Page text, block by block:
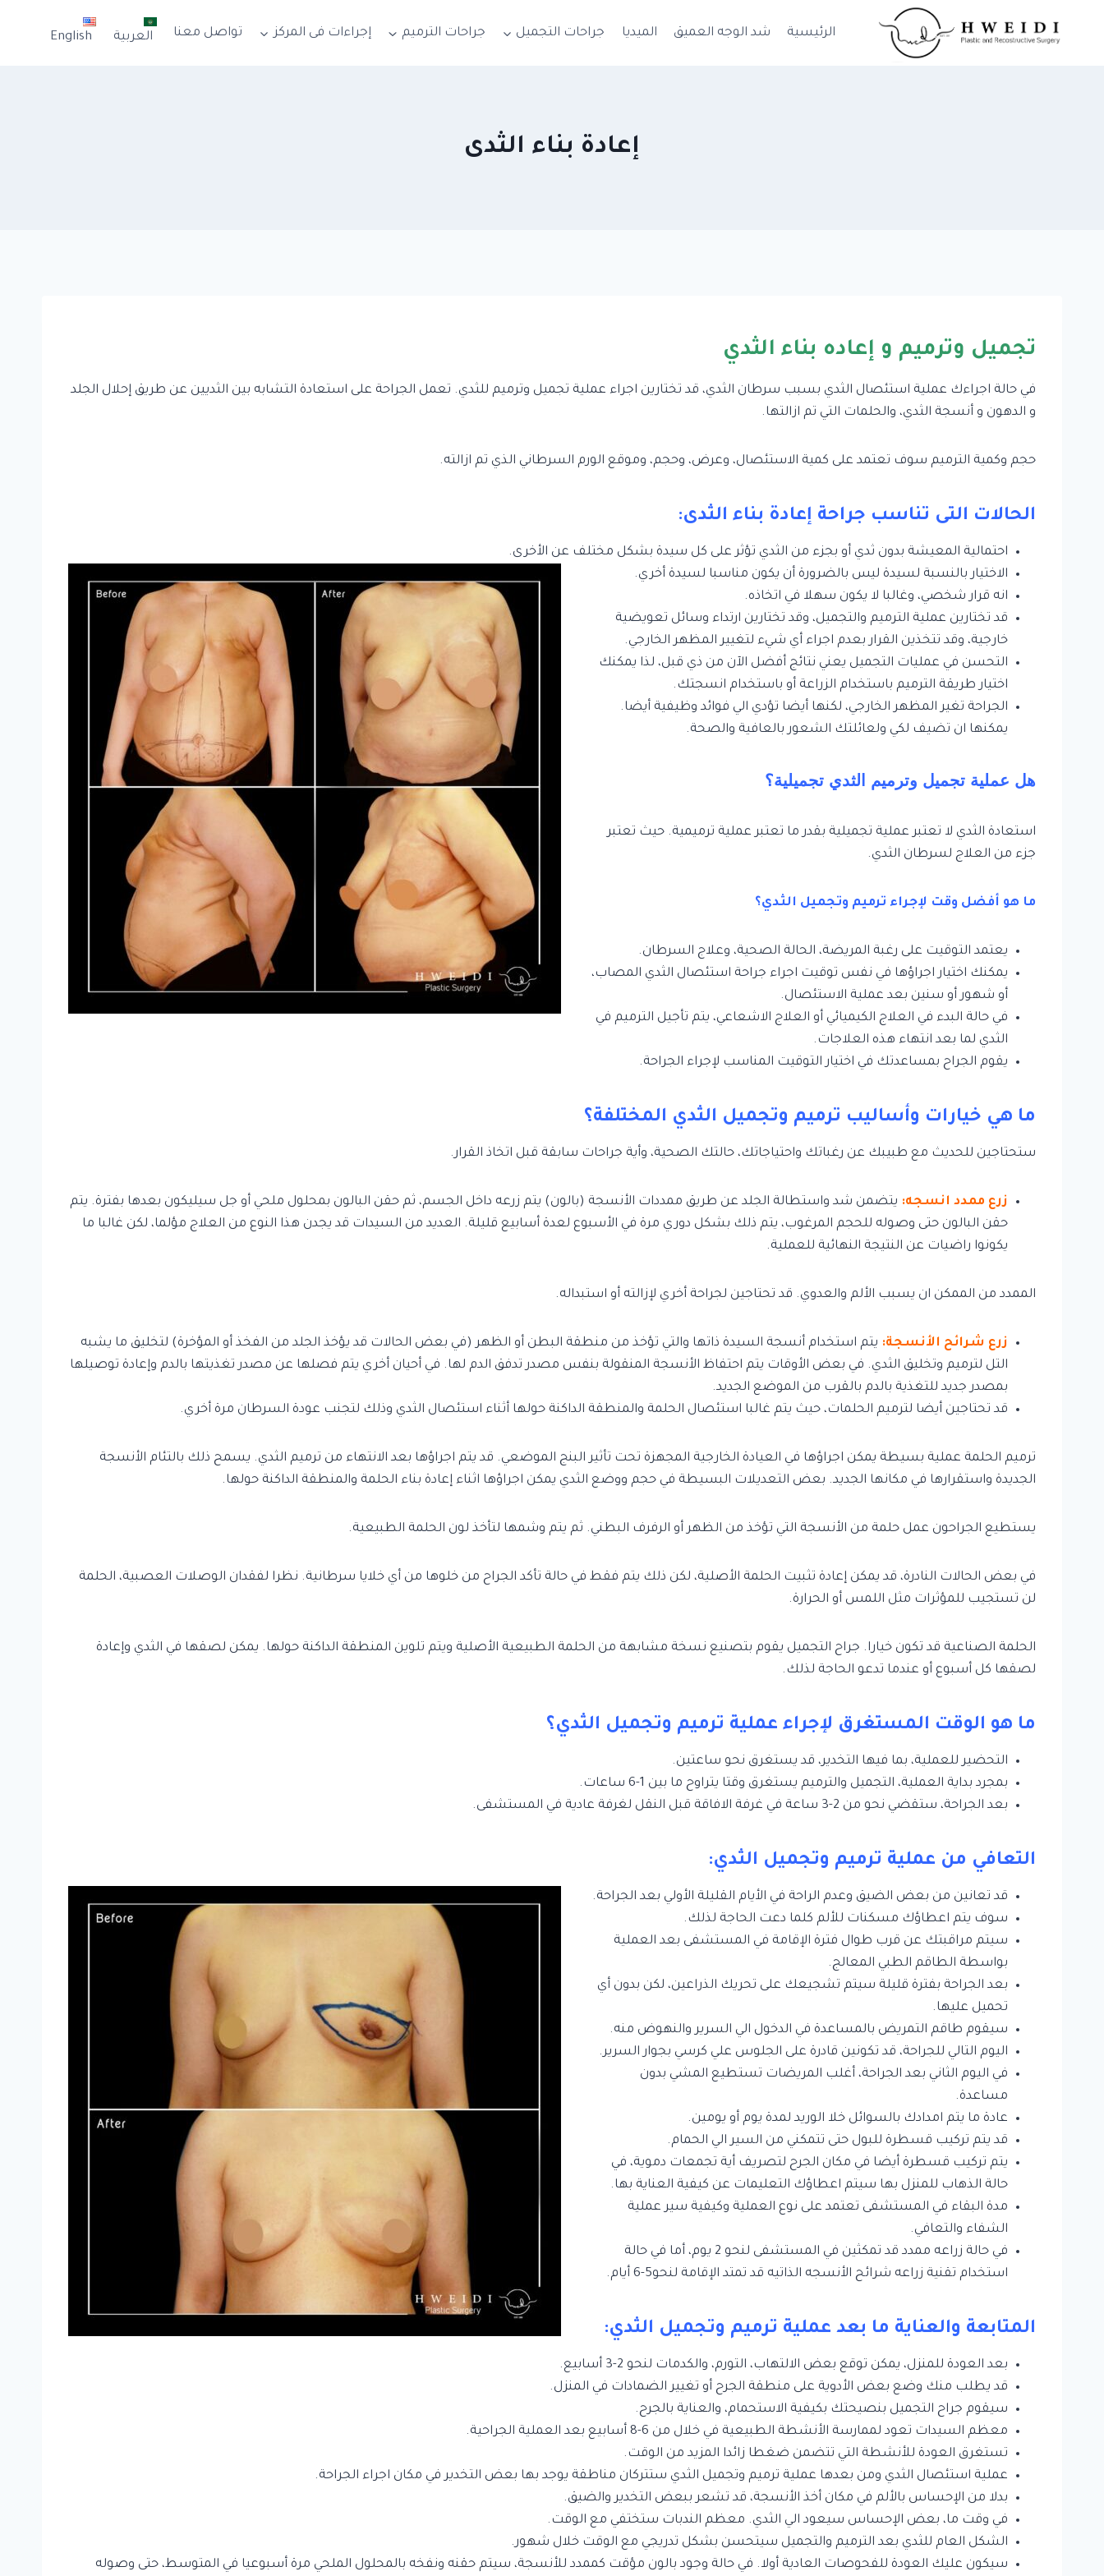
الرئيسية شد الوجه العميق الميديا جراحات التجميل جراحات الترميم إجراءات فى المركز تواصل معنا العربية English
إعادة بناء الثدى
تجميل وترميم و إعاده بناء الثدي
في حالة اجراءك عملية استئصال الثدي بسبب سرطان الثدي، قد تختارين اجراء عملية تجميل وترميم للثدي. تعمل الجراحة على استعادة التشابه بين الثديين عن طريق إحلال الجلد
و الدهون و أنسجة الثدي، والحلمات التي تم ازالتها.
حجم وكمية الترميم سوف تعتمد على كمية الاستئصال، وعرض، وحجم، وموقع الورم السرطاني الذي تم ازالته.
الحالات التى تناسب جراحة إعادة بناء الثدى:
احتمالية المعيشة بدون ثدي أو بجزء من الثدي تؤثر على كل سيدة بشكل مختلف عن الأخرى.
الاختيار بالنسبة لسيدة ليس بالضرورة أن يكون مناسبا لسيدة أخري.
انه قرار شخصي، وغالبا لا يكون سهلا في اتخاذه.
قد تختارين عملية الترميم والتجميل، وقد تختارين ارتداء وسائل تعويضية
خارجية، وقد تتخذين القرار بعدم اجراء أي شيء لتغيير المظهر الخارجي.
التحسن في عمليات التجميل يعني نتائج أفضل الآن من ذي قبل، لذا يمكنك
اختيار طريقة الترميم باستخدام الزراعة أو باستخدام انسجتك.
الجراحة تغير المظهر الخارجي، لكنها أيضا تؤدي الي فوائد وظيفية أيضا.
يمكنها ان تضيف لكي ولعائلتك الشعور بالعافية والصحة.
هل عملية تجميل وترميم الثدي تجميلية؟
استعادة الثدي لا تعتبر عملية تجميلية بقدر ما تعتبر عملية ترميمية. حيث تعتبر
جزء من العلاج لسرطان الثدي.
ما هو أفضل وقت لإجراء ترميم وتجميل الثدي؟
يعتمد التوقيت على رغبة المريضة، الحالة الصحية، وعلاج السرطان.
يمكنك اختيار اجراؤها في نفس توقيت اجراء جراحة استئصال الثدي المصاب،
أو شهور أو سنين بعد عملية الاستئصال.
في حالة البدء في العلاج الكيميائي أو العلاج الاشعاعي، يتم تأجيل الترميم في
الثدي لما بعد انتهاء هذه العلاجات.
يقوم الجراح بمساعدتك في اختيار التوقيت المناسب لإجراء الجراحة.
ما هي خيارات وأساليب ترميم وتجميل الثدي المختلفة؟
ستحتاجين للحديث مع طبيبك عن رغباتك واحتياجاتك، حالتك الصحية، وأية جراحات سابقة قبل اتخاذ القرار.
زرع ممدد انسجه: يتضمن شد واستطالة الجلد عن طريق ممددات الأنسجة (بالون) يتم زرعه داخل الجسم، ثم حقن البالون بمحلول ملحي أو جل سيليكون بعدها بفترة. يتم
حقن البالون حتى وصوله للحجم المرغوب، يتم ذلك بشكل دوري مرة في الأسبوع لعدة أسابيع قليلة. العديد من السيدات قد يجدن هذا النوع من العلاج مؤلما، لكن غالبا ما
يكونوا راضيات عن النتيجة النهائية للعملية.
الممدد من الممكن ان يسبب الألم والعدوي. قد تحتاجين لجراحة أخري لإزالته أو استبداله.
زرع شرائح الأنسجة: يتم استخدام أنسجة السيدة ذاتها والتي تؤخذ من منطقة البطن أو الظهر (في بعض الحالات قد يؤخذ الجلد من الفخذ أو المؤخرة) لتخليق ما يشبه
التل لترميم وتخليق الثدي. في بعض الأوقات يتم احتفاظ الأنسجة المنقولة بنفس مصدر تدفق الدم لها. في أحيان أخري يتم فصلها عن مصدر تغذيتها بالدم وإعادة توصيلها
بمصدر جديد للتغذية بالدم بالقرب من الموضع الجديد.
قد تحتاجين أيضا لترميم الحلمات، حيث يتم غالبا استئصال الحلمة والمنطقة الداكنة حولها أثناء استئصال الثدي وذلك لتجنب عودة السرطان مرة أخري.
ترميم الحلمة عملية بسيطة يمكن اجراؤها في العيادة الخارجية المجهزة تحت تأثير البنج الموضعي. قد يتم اجراؤها بعد الانتهاء من ترميم الثدي. يسمح ذلك بالتئام الأنسجة
الجديدة واستقرارها في مكانها الجديد. بعض التعديلات البسيطة في حجم ووضع الثدي يمكن اجراؤها اثناء إعادة بناء الحلمة والمنطقة الداكنة حولها.
يستطيع الجراحون عمل حلمة من الأنسجة التي تؤخذ من الظهر أو الرفرف البطني. ثم يتم وشمها لتأخذ لون الحلمة الطبيعية.
في بعض الحالات النادرة، قد يمكن إعادة تثبيت الحلمة الأصلية، لكن ذلك يتم فقط في حالة تأكد الجراح من خلوها من أي خلايا سرطانية. نظرا لفقدان الوصلات العصبية، الحلمة
لن تستجيب للمؤثرات مثل اللمس أو الحرارة.
الحلمة الصناعية قد تكون خيارا. جراح التجميل يقوم بتصنيع نسخة مشابهة من الحلمة الطبيعية الأصلية ويتم تلوين المنطقة الداكنة حولها. يمكن لصقها في الثدي وإعادة
لصقها كل أسبوع أو عندما تدعو الحاجة لذلك.
ما هو الوقت المستغرق لإجراء عملية ترميم وتجميل الثدي؟
التحضير للعملية، بما فيها التخدير، قد يستغرق نحو ساعتين.
بمجرد بداية العملية، التجميل والترميم يستغرق وقتا يتراوح ما بين 1-6 ساعات.
بعد الجراحة، ستقضي نحو من 2-3 ساعة في غرفة الافاقة قبل النقل لغرفة عادية في المستشفى.
التعافي من عملية ترميم وتجميل الثدي:
قد تعانين من بعض الضيق وعدم الراحة في الأيام القليلة الأولي بعد الجراحة.
سوف يتم اعطاؤك مسكنات للألم كلما دعت الحاجة لذلك.
سيتم مراقبتك عن قرب طوال فترة الإقامة في المستشفى بعد العملية
بواسطة الطاقم الطبي المعالج.
بعد الجراحة بفترة قليلة سيتم تشجيعك على تحريك الذراعين، لكن بدون أي
تحميل عليها.
سيقوم طاقم التمريض بالمساعدة في الدخول الي السرير والنهوض منه.
اليوم التالي للجراحة، قد تكونين قادرة على الجلوس علي كرسي بجوار السرير.
في اليوم الثاني بعد الجراحة، أغلب المريضات تستطيع المشي بدون
مساعدة.
عادة ما يتم امدادك بالسوائل خلا الوريد لمدة يوم أو يومين.
قد يتم تركيب قسطرة للبول حتى تتمكني من السير الي الحمام.
يتم تركيب قسطرة أيضا في مكان الجرح لتصريف أية تجمعات دموية، في
حالة الذهاب للمنزل بها سيتم اعطاؤك التعليمات عن كيفية العناية بها.
مدة البقاء في المستشفى تعتمد على نوع العملية وكيفية سير عملية
الشفاء والتعافي.
في حالة زراعه ممدد قد تمكثين في المستشفى لنحو 2 يوم، أما في حالة
استخدام تقنية زراعه شرائح الأنسجه الذاتيه قد تمتد الإقامة لنحو5-6 أيام.
المتابعة والعناية ما بعد عملية ترميم وتجميل الثدي:
بعد العودة للمنزل، يمكن توقع بعض الالتهاب، التورم، والكدمات لنحو 2-3 أسابيع.
قد يطلب منك وضع بعض الأدوية على منطقة الجرح أو تغيير الضمادات في المنزل.
سيقوم جراح التجميل بنصيحتك بكيفية الاستحمام، والعناية بالجرح.
معظم السيدات تعود لممارسة الأنشطة الطبيعية في خلال من 6-8 أسابيع بعد العملية الجراحية.
تستغرق العودة للأنشطة التي تتضمن ضغطا زائدا المزيد من الوقت.
عملية استئصال الثدي ومن بعدها عملية ترميم وتجميل الثدي ستتركان مناطقة يوجد بها بعض التخدير في مكان اجراء الجراحة.
بدلا من الإحساس بالألم في مكان أخذ الأنسجة، قد تشعر ببعض التخدير والضيق.
في وقت ما، بعض الإحساس سيعود الي الثدي. معظم الندبات ستختفي مع الوقت.
الشكل العام للثدي بعد الترميم والتجميل سيتحسن بشكل تدريجي مع الوقت خلال شهور.
سيكون عليك العودة للفحوصات العادية أولا. في حالة وجود بالون مؤقت كممدد للأنسجة، سيتم حقنه ونفخه بالمحلول الملحي مرة أسبوعيا في المتوسط، حتى وصوله